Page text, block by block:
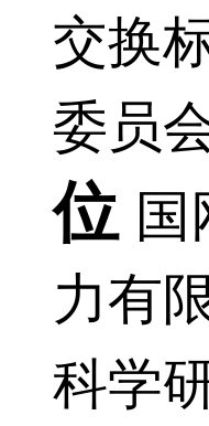
交换
委员
位
力有
科学